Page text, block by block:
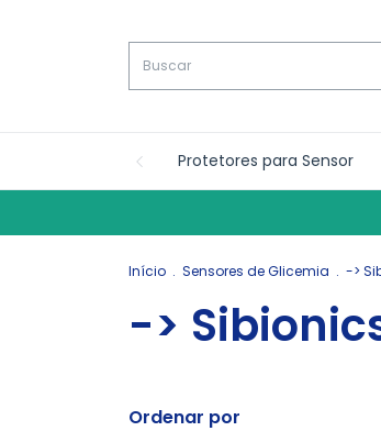
Protetores para Sensor
Início . Sensores de Glicemia . ->
->
Ordenar por